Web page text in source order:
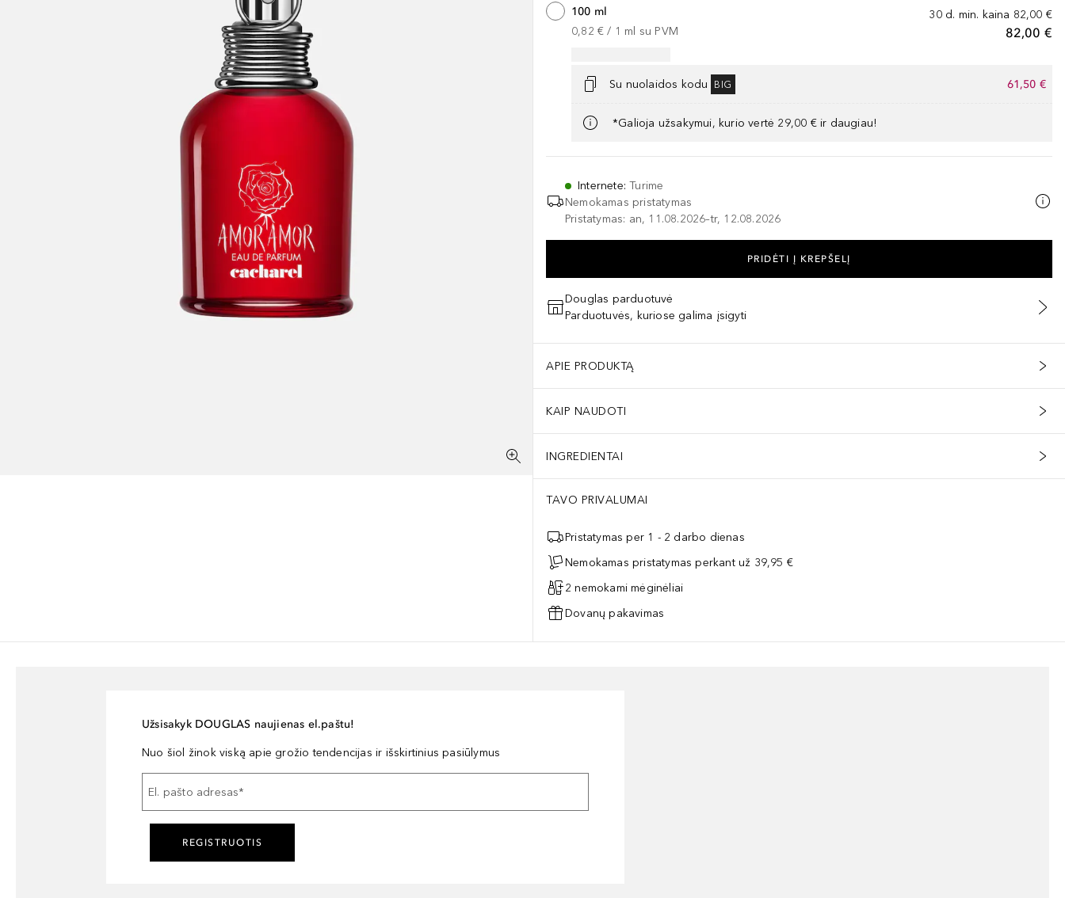
30 d. min. kaina 82,00 €
82,00 €
100 ml
0,82 € / 1 ml su PVM
Su nuolaidos kodu BIG 61,50 €
*Galioja užsakymui, kurio vertė 29,00 € ir daugiau!
Internete:Turime
Nemokamas pristatymas
Pristatymas: an, 11.08.2026–tr, 12.08.2026
PRIDĖTI Į KREPŠELĮ
Douglas parduotuvė
Parduotuvės, kuriose galima įsigyti
APIE PRODUKTĄ
KAIP NAUDOTI
INGREDIENTAI
TAVO PRIVALUMAI
Pristatymas per 1 - 2 darbo dienas
Nemokamas pristatymas perkant už 39,95 €
2 nemokami mėginėliai
Dovanų pakavimas
Užsisakyk DOUGLAS naujienas el.paštu!
Nuo šiol žinok viską apie grožio tendencijas ir išskirtinius pasiūlymus
El. pašto adresas*
REGISTRUOTIS